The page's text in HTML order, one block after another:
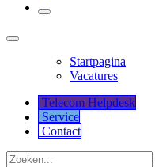
Startpagina
Vacatures
Telecom Helpdesk
Service
Co​​​​​​ntact